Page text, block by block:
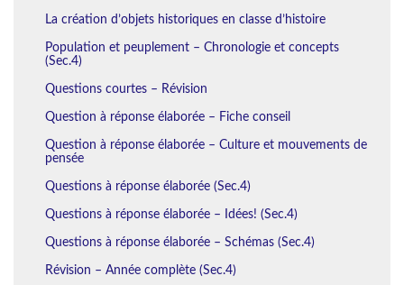
La création d’objets historiques en classe d’histoire
Population et peuplement – Chronologie et concepts
(Sec.4)
Questions courtes – Révision
Question à réponse élaborée – Fiche conseil
Question à réponse élaborée – Culture et mouvements de
pensée
Questions à réponse élaborée (Sec.4)
Questions à réponse élaborée – Idées! (Sec.4)
Questions à réponse élaborée – Schémas (Sec.4)
Révision – Année complète (Sec.4)